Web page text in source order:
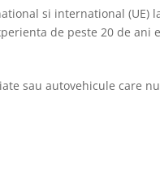
si international (UE)
de peste 20 de ani
sau autovehicule care